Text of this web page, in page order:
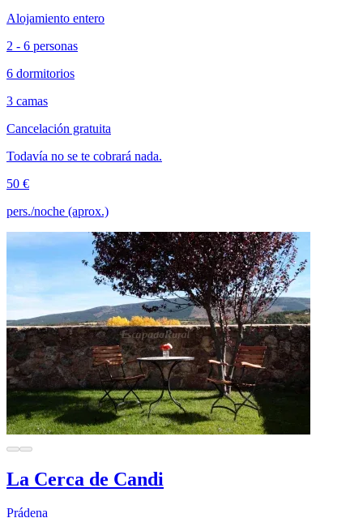
Alojamiento entero
2 - 6 personas
6 dormitorios
3 camas
Cancelación gratuita
Todavía no se te cobrará nada.
50 €
pers./noche (aprox.)
La Cerca de Candi
Prádena